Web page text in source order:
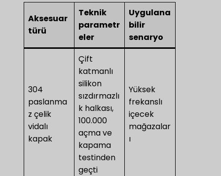
Aksesuar
türü
Teknik
parametr
eler
Uygulana
bilir
senaryo
304
paslanma
z çelik
vidalı
kapak
Çift
katmanlı
silikon
sızdırmazlı
k halkası,
100.000
açma ve
kapama
testinden
geçti
Yüksek
frekanslı
içecek
mağazalar
ı